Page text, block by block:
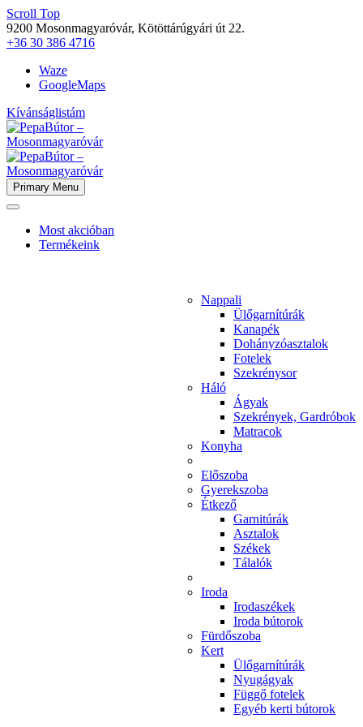
Scroll Top
9200 Mosonmagyaróvár, Kötöttárúgyári út 22.
+36 30 386 4716
Waze
GoogleMaps
Kívánságlistám
Primary Menu
Most akcióban
Termékeink
Nappali
Ülőgarnítúrák
Kanapék
Dohányzóasztalok
Fotelek
Szekrénysor
Háló
Ágyak
Szekrények, Gardróbok
Matracok
Konyha
Előszoba
Gyerekszoba
Étkező
Garnitúrák
Asztalok
Székek
Tálalók
Iroda
Irodaszékek
Iroda bútorok
Fürdőszoba
Kert
Ülőgarnítúrák
Nyugágyak
Függő fotelek
Egyéb kerti bútorok